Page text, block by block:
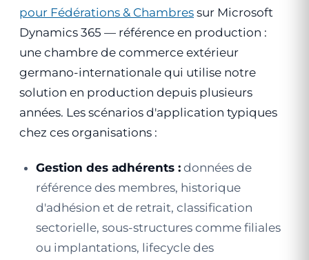
pour Fédérations & Chambres sur Microsoft
Dynamics 365 — référence en production :
une chambre de commerce extérieur
germano-internationale qui utilise notre
solution en production depuis plusieurs
années. Les scénarios d'application typiques
chez ces organisations :
Gestion des adhérents : données de
référence des membres, historique
d'adhésion et de retrait, classification
sectorielle, sous-structures comme filiales
ou implantations, lifecycle des